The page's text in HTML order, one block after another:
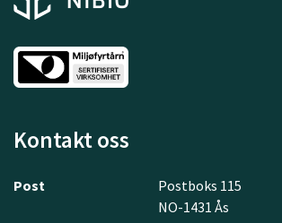
Kontakt oss
Post
Postboks 115
NO-1431 Ås